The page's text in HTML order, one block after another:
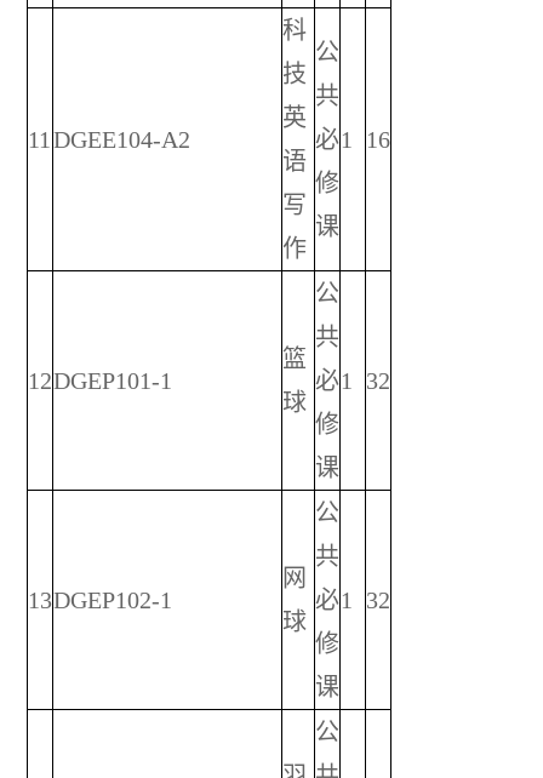
11 DGEE104-A2
科
技
英
语
写
作
公
共
必
修
课
1 16
12DGEP101-1
篮
球
公
共
必
修
课
1 32
13DGEP102-1
网
球
公
共
必
修
课
1 32
公